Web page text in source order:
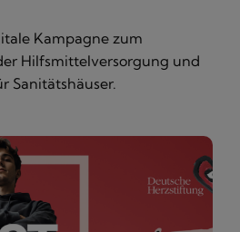
Kampagne zum
Hilfsmittelversorgung und
Sanitätshäuser.